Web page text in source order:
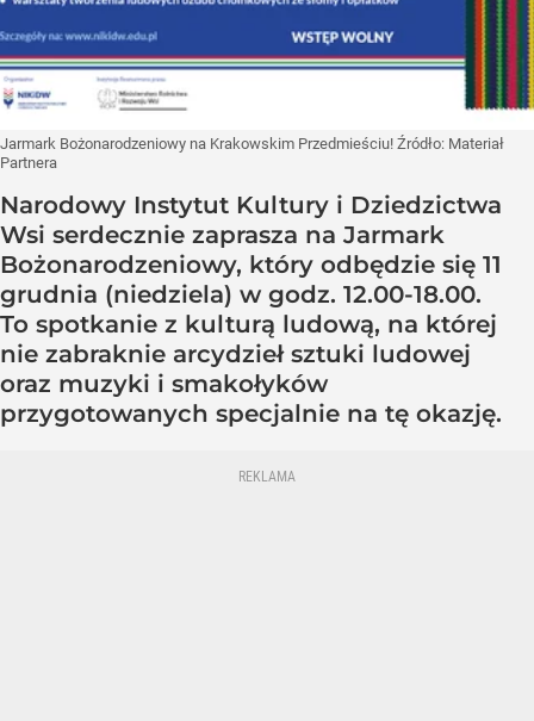
Jarmark Bożonarodzeniowy na Krakowskim Przedmieściu! Źródło: Materiał
Partnera
Narodowy Instytut Kultury i Dziedzictwa
Wsi serdecznie zaprasza na Jarmark
Bożonarodzeniowy, który odbędzie się 11
grudnia (niedziela) w godz. 12.00-18.00.
To spotkanie z kulturą ludową, na której
nie zabraknie arcydzieł sztuki ludowej
oraz muzyki i smakołyków
przygotowanych specjalnie na tę okazję.